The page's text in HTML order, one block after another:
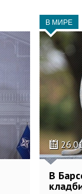
В МИРЕ
В